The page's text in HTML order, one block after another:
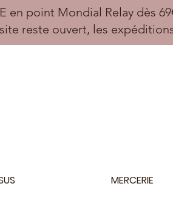
en point Mondial Relay dès
reste ouvert, les
MERCERIE